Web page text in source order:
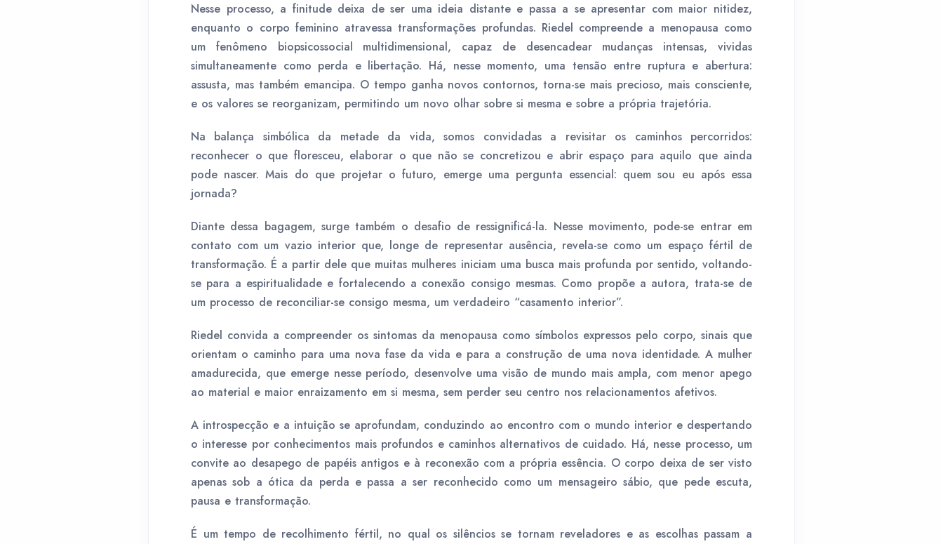
Nesse processo, a finitude deixa de ser uma ideia distante e passa a se apresentar com maior nitidez,
enquanto o corpo feminino atravessa transformações profundas. Riedel compreende a menopausa como
um fenômeno biopsicossocial multidimensional, capaz de desencadear mudanças intensas, vividas
simultaneamente como perda e libertação. Há, nesse momento, uma tensão entre ruptura e abertura:
assusta, mas também emancipa. O tempo ganha novos contornos, torna-se mais precioso, mais consciente,
e os valores se reorganizam, permitindo um novo olhar sobre si mesma e sobre a própria trajetória.
Na balança simbólica da metade da vida, somos convidadas a revisitar os caminhos percorridos:
reconhecer o que floresceu, elaborar o que não se concretizou e abrir espaço para aquilo que ainda
pode nascer. Mais do que projetar o futuro, emerge uma pergunta essencial: quem sou eu após essa
jornada?
Diante dessa bagagem, surge também o desafio de ressignificá-la. Nesse movimento, pode-se entrar em
contato com um vazio interior que, longe de representar ausência, revela-se como um espaço fértil de
transformação. É a partir dele que muitas mulheres iniciam uma busca mais profunda por sentido, voltando-
se para a espiritualidade e fortalecendo a conexão consigo mesmas. Como propõe a autora, trata-se de
um processo de reconciliar-se consigo mesma, um verdadeiro “casamento interior”.
Riedel convida a compreender os sintomas da menopausa como símbolos expressos pelo corpo, sinais que
orientam o caminho para uma nova fase da vida e para a construção de uma nova identidade. A mulher
amadurecida, que emerge nesse período, desenvolve uma visão de mundo mais ampla, com menor apego
ao material e maior enraizamento em si mesma, sem perder seu centro nos relacionamentos afetivos.
A introspecção e a intuição se aprofundam, conduzindo ao encontro com o mundo interior e despertando
o interesse por conhecimentos mais profundos e caminhos alternativos de cuidado. Há, nesse processo, um
convite ao desapego de papéis antigos e à reconexão com a própria essência. O corpo deixa de ser visto
apenas sob a ótica da perda e passa a ser reconhecido como um mensageiro sábio, que pede escuta,
pausa e transformação.
É um tempo de recolhimento fértil, no qual os silêncios se tornam reveladores e as escolhas passam a